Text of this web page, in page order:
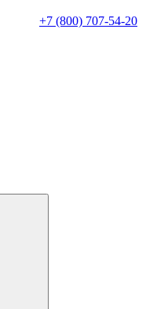
+7 (800) 707-54-20